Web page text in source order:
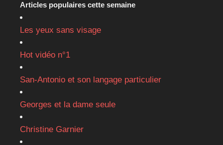
Articles populaires cette semaine
Les yeux sans visage
Hot vidéo n°1
San-Antonio et son langage particulier
Georges et la dame seule
Christine Garnier